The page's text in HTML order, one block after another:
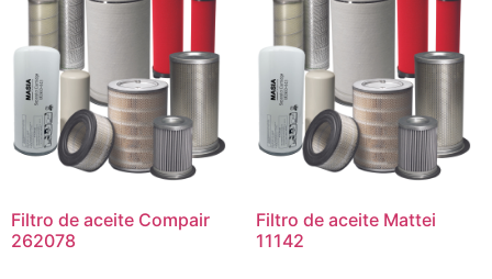
Filtro de aceite Compair
262078
Filtro de aceite Mattei
11142